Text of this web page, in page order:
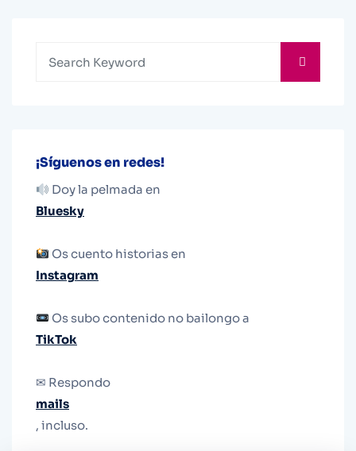
¡Síguenos en redes!
Doy la pelmada en
Bluesky
Os cuento historias en
Instagram
Os subo contenido no bailongo a
TikTok
✉ Respondo
mails
, incluso.